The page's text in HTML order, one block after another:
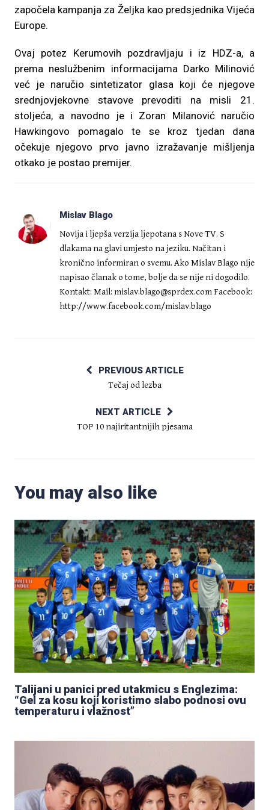
započela kampanja za Željka kao predsjednika Vijeća
Europe.
Ovaj potez Kerumovih pozdravljaju i iz HDZ-a, a
prema neslužbenim informacijama Darko Milinović
već je naručio sintetizator glasa koji će njegove
srednjovjekovne stavove prevoditi na misli 21.
stoljeća, a navodno je i Zoran Milanović naručio
Hawkingovo pomagalo te se kroz tjedan dana
očekuje njegovo prvo javno izražavanje mišljenja
otkako je postao premijer.
Mislav Blago
Novija i ljepša verzija ljepotana s Nove TV. S
dlakama na glavi umjesto na jeziku. Načitan i
kronično informiran o svemu. Ako Mislav Blago nije
napisao članak o tome, bolje da se nije ni dogodilo.
Kontakt: Mail: mislav.blago@sprdex.com Facebook:
http://www.facebook.com/mislav.blago
PREVIOUS ARTICLE
Tečaj od lezba
NEXT ARTICLE
TOP 10 najiritantnijih pjesama
You may also like
Talijani u panici pred utakmicu s Englezima:
“Gel za kosu koji koristimo slabo podnosi ovu
temperaturu i vlažnost”